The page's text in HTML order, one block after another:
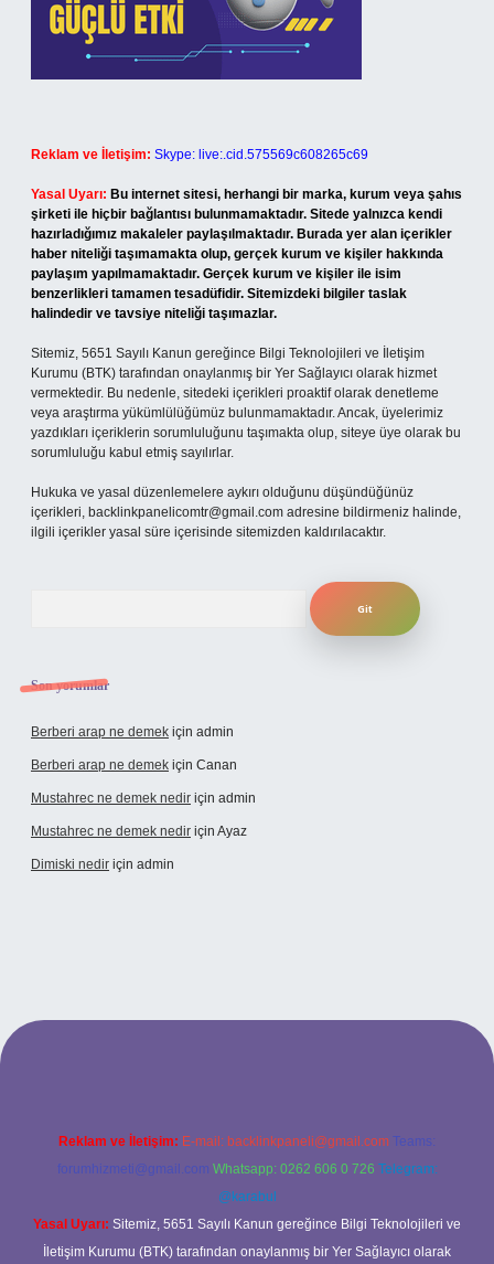
Reklam ve İletişim: Skype: live:.cid.575569c608265c69
Yasal Uyarı: Bu internet sitesi, herhangi bir marka, kurum veya şahıs
şirketi ile hiçbir bağlantısı bulunmamaktadır. Sitede yalnızca kendi
hazırladığımız makaleler paylaşılmaktadır. Burada yer alan içerikler
haber niteliği taşımamakta olup, gerçek kurum ve kişiler hakkında
paylaşım yapılmamaktadır. Gerçek kurum ve kişiler ile isim
benzerlikleri tamamen tesadüfidir. Sitemizdeki bilgiler taslak
halindedir ve tavsiye niteliği taşımazlar.
Sitemiz, 5651 Sayılı Kanun gereğince Bilgi Teknolojileri ve İletişim
Kurumu (BTK) tarafından onaylanmış bir Yer Sağlayıcı olarak hizmet
vermektedir. Bu nedenle, sitedeki içerikleri proaktif olarak denetleme
veya araştırma yükümlülüğümüz bulunmamaktadır. Ancak, üyelerimiz
yazdıkları içeriklerin sorumluluğunu taşımakta olup, siteye üye olarak bu
sorumluluğu kabul etmiş sayılırlar.
Hukuka ve yasal düzenlemelere aykırı olduğunu düşündüğünüz
içerikleri, backlinkpanelicomtr@gmail.com adresine bildirmeniz halinde,
ilgili içerikler yasal süre içerisinde sitemizden kaldırılacaktır.
Son yorumlar
Berberi arap ne demek için admin
Berberi arap ne demek için Canan
Mustahrec ne demek nedir için admin
Mustahrec ne demek nedir için Ayaz
Dimiski nedir için admin
güncel adresi
Reklam ve İletişim: E-mail: backlinkpaneli@gmail.com Teams:
forumhizmeti@gmail.com Whatsapp: 0262 606 0 726 Telegram:
@karabul
Yasal Uyarı: Sitemiz, 5651 Sayılı Kanun gereğince Bilgi Teknolojileri ve
İletişim Kurumu (BTK) tarafından onaylanmış bir Yer Sağlayıcı olarak